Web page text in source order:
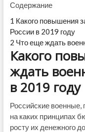
Содержание
1 Какого повышения
России в 2019 году
2 Что еще ждать
Какого
ждать
в 2019 году
Российские военные,
на каких принципах
росту их денежного